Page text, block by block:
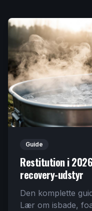
Guide
Restitution i
recovery-udstyr
Den komplette
Lær om isbade,